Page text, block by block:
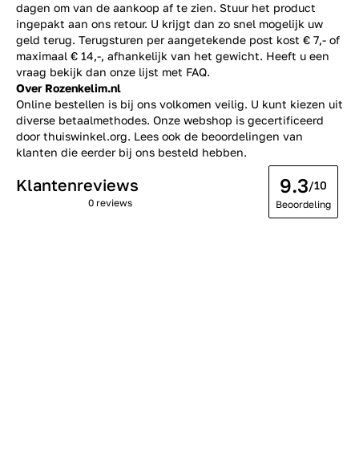
dagen om van de aankoop af te zien. Stuur het product
ingepakt aan ons retour. U krijgt dan zo snel mogelijk uw
geld terug. Terugsturen per aangetekende post kost € 7,- of
maximaal € 14,-, afhankelijk van het gewicht. Heeft u een
vraag bekijk dan onze lijst met FAQ.
Over Rozenkelim.nl
Online bestellen is bij ons volkomen veilig. U kunt kiezen uit
diverse betaalmethodes. Onze webshop is gecertificeerd
door thuiswinkel.org. Lees ook de beoordelingen van
klanten die eerder bij ons besteld hebben.
Klantenreviews
0 reviews
9.3/10
Beoordeling